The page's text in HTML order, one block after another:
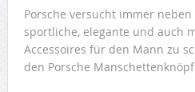
Porsche versucht immer
sportliche, elegante und auch
Accessoires für den Mann zu
den Porsche